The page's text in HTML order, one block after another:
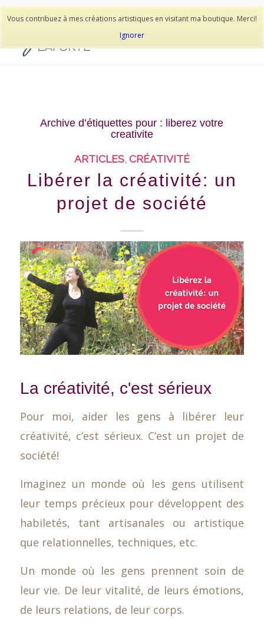
Vous contribuez à mes créations artistiques en visitant ma boutique. Merci!
Ignorer
514-278-9938
Archive d’étiquettes pour : liberez votre
creativite
ARTICLES,CRÉATIVITÉ
Libérer la créativité: un
projet de société
La créativité, c'est sérieux
Pour moi, aider les gens à libérer leur
créativité, c’est sérieux. C’est un projet de
société!
Imaginez un monde où les gens utilisent
leur temps précieux pour développent des
habiletés, tant artisanales ou artistique
que relationnelles, techniques, etc.
Un monde où les gens prennent soin de
leur vie. De leur vitalité, de leurs émotions,
de leurs relations, de leur corps.